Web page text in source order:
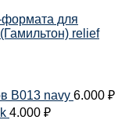
формата для
relief
B013 navy 6.000 ₽
4.000 ₽